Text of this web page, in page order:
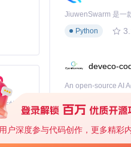
户深度参与代码创作，更多精彩
基于Python的Xiaozhi AI，适用于想要完整Xiaozhi体验而无需拥有专用硬件的用户。
Python
deveco-
TypeScript
cann-